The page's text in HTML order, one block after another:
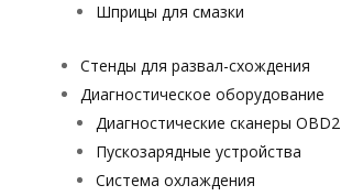
Шприцы для смазки
Стенды для развал-схождения
Диагностическое оборудование
Диагностические сканеры OBD2
Пускозарядные устройства
Система охлаждения